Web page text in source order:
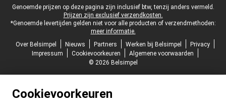
Juridische voettekst
Genoemde prijzen op deze pagina zijn inclusief btw, tenzij anders vermeld.
Prijzen zijn exclusief verzendkosten.
*Genoemde levertijden gelden niet voor alle producten of verzendmethoden:
meer informatie.
Over Belsimpel
Nieuws Partners Werken bij Belsimpel
Privacy
Impressum
Cookievoorkeuren
Algemene voorwaarden
© 2026 Belsimpel
Cookievoorkeuren